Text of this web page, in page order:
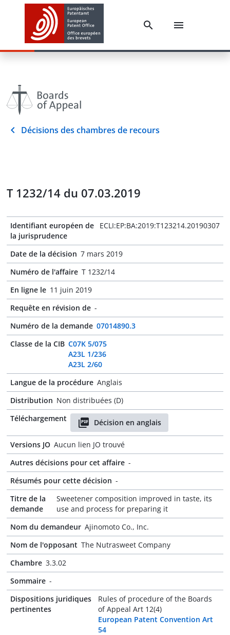
Décisions des chambres de recours
T 1232/14 du 07.03.2019
Identifiant européen de
la jurisprudence
ECLI:EP:BA:2019:T123214.20190307
Date de la décision 7 mars 2019
Numéro de l'affaire T 1232/14
En ligne le 11 juin 2019
Requête en révision de -
Numéro de la demande 07014890.3
Classe de la CIB C07K 5/075
A23L 1/236
A23L 2/60
Langue de la procédure Anglais
Distribution Non distribuées (D)
Téléchargement
Décision en anglais
Versions JO Aucun lien JO trouvé
Autres décisions pour cet affaire -
Résumés pour cette décision -
Titre de la
demande
Sweetener composition improved in taste, its
use and process for preparing it
Nom du demandeur Ajinomoto Co., Inc.
Nom de l'opposant The Nutrasweet Company
Chambre 3.3.02
Sommaire -
Dispositions juridiques
pertinentes
Rules of procedure of the Boards
of Appeal Art 12(4)
European Patent Convention Art
54